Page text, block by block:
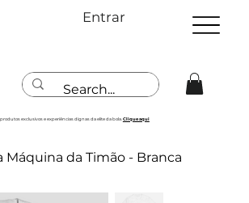
Entrar
exclusivos e experiências dignas da elite da bola. Clique aqui
Máquina da Timão - Branca